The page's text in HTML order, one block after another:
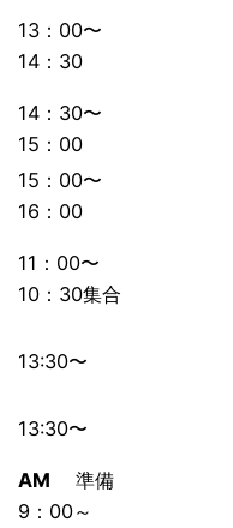
13：00〜
14 ：30
14：30〜
15：00
15：00〜
16：00
11：00〜
10：30集合
13:30〜
13:30〜
AM 準備
9：00～